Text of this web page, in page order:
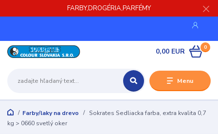
FARBY,DROGÉRIA,PARFÉMY
Menu
0
0,00 EUR
Farby/laky na drevo
Sokrates Sedliacka farba, extra kvalita 0,7
kg > 0660 svetlý oker